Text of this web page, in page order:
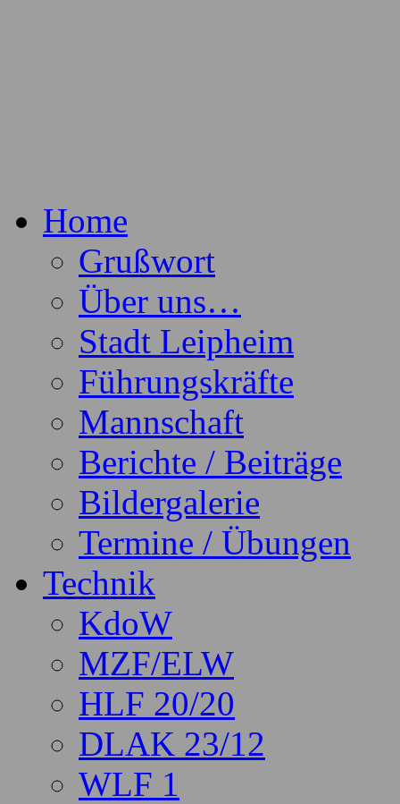
Home
Grußwort
Über uns…
Stadt Leipheim
Führungskräfte
Mannschaft
Berichte / Beiträge
Bildergalerie
Termine / Übungen
Technik
KdoW
MZF/ELW
HLF 20/20
DLAK 23/12
WLF 1